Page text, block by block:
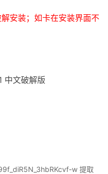
安装；如卡在安装界面不
w 提取